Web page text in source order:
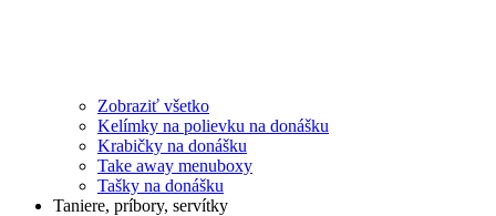
Zobraziť všetko
Kelímky na polievku na donášku
Krabičky na donášku
Take away menuboxy
Tašky na donášku
Taniere, príbory, servítky